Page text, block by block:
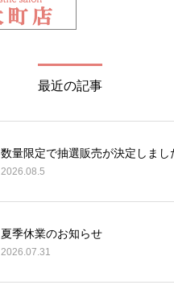
最近の記事
数量限定で抽選販売が決定しまし
2026.08.5
夏季休業のお知らせ
2026.07.31